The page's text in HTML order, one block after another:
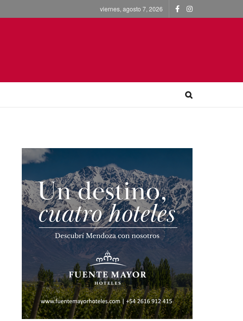
viernes, agosto 7, 2026